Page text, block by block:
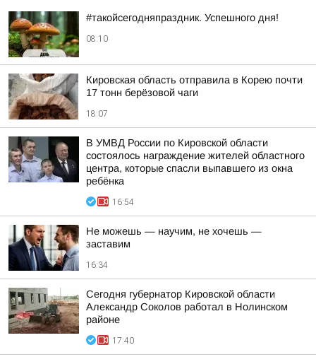
#такойсегодняпраздник. Успешного дня!
08:10
Кировская область отправила в Корею почти
17 тонн берёзовой чаги
18:07
В УМВД России по Кировской области
состоялось награждение жителей областного
центра, которые спасли выпавшего из окна
ребёнка
16:54
Не можешь — научим, не хочешь —
заставим
16:34
Сегодня губернатор Кировской области
Александр Соколов работал в Нолинском
районе
17:40